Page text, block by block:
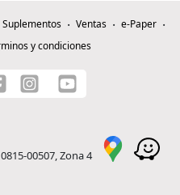
Suplementos Ventas
e-Paper
y condiciones
00507, Zona 4